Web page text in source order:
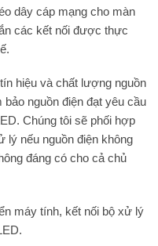
dây cáp mạng cho màn
các kết nối được thực
hiệu và chất lượng nguồn
nguồn điện đạt yêu cầu
Chúng tôi sẽ phối hợp
lý nếu nguồn điện không
đáng có cho cả chủ
máy tính, kết nối bộ xử lý